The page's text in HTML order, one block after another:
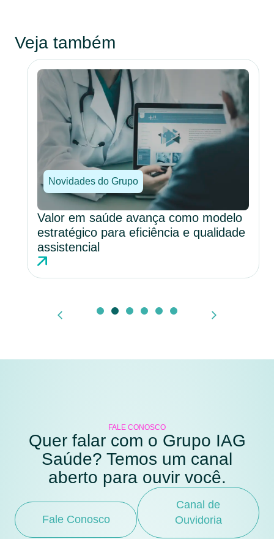
Veja também
Novidades do Grupo
Valor em saúde avança como modelo
estratégico para eficiência e qualidade
assistencial
FALE CONOSCO
Quer falar com o Grupo IAG
Saúde? Temos um canal
aberto para ouvir você.
Fale Conosco
Canal de
Ouvidoria